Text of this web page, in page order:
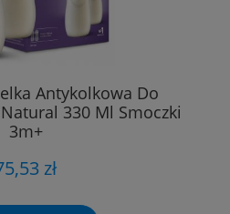
Antykolkowa Do
330 Ml Smoczki
3m+
zł